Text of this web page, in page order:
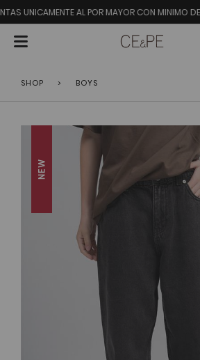
AL POR MAYOR CON MINIMO DE 4 PRENDAS
BOYS
>
SHOP
NEW